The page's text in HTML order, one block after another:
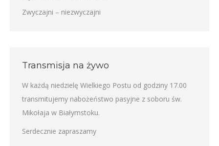
Zwyczajni – niezwyczajni
Transmisja na żywo
W każdą niedzielę Wielkiego Postu od godziny 17.00
transmitujemy nabożeństwo pasyjne z soboru św.
Mikołaja w Białymstoku.
Serdecznie zapraszamy